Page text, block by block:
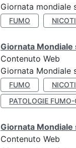
Giornata mondiale
FUMO
Giornata Mondiale
Contenuto Web
Giornata Mondiale
FUMO
PATOLOGIE FUMO-
Giornata Mondiale
Contenuto Web